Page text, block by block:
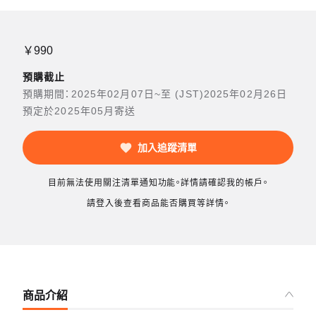
￥990
預購截止
預購期間：2025年02月07日~至 (JST)2025年02月26日
預定於2025年05月寄送
加入追蹤清單
目前無法使用關注清單通知功能。詳情請確認我的帳戶。
請登入後查看商品能否購買等詳情。
商品介紹